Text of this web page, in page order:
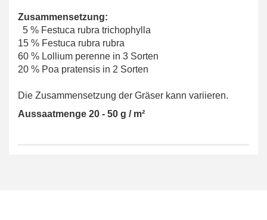
Zusammensetzung:
5 % Festuca rubra trichophylla
15 % Festuca rubra rubra
60 % Lollium perenne in 3 Sorten
20 % Poa pratensis in 2 Sorten
Die Zusammensetzung der Gräser kann variieren.
Aussaatmenge 20 - 50 g / m²